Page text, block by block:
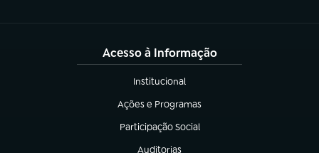
Acesso à Informação
Institucional
(abre em nova aba)
Ações e Programas
(abre em nova aba)
Participação Social
(abre em nova aba)
Auditorias